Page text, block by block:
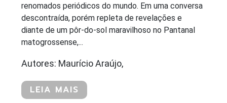
renomados periódicos do mundo. Em uma conversa
descontraída, porém repleta de revelações e
diante de um pôr-do-sol maravilhoso no Pantanal
matogrossense,...
Autores: Maurício Araújo,
LEIA MAIS